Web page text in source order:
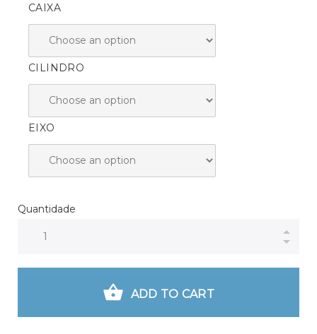
CAIXA
CILINDRO
EIXO
Quantidade
ADD TO CART